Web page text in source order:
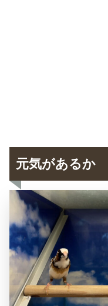
元気があるか